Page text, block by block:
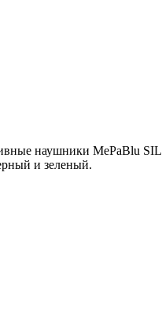
наушники MePaBlu
и зеленый.